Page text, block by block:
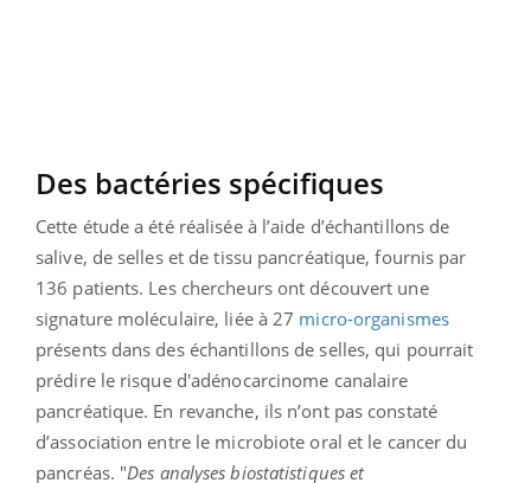
Des bactéries spécifiques
Cette étude a été réalisée à l’aide d’échantillons de
salive, de selles et de tissu pancréatique, fournis par
136 patients. Les chercheurs ont découvert une
signature moléculaire, liée à 27 micro-organismes
présents dans des échantillons de selles, qui pourrait
prédire le risque d'adénocarcinome canalaire
pancréatique. En revanche, ils n’ont pas constaté
d’association entre le microbiote oral et le cancer du
pancréas. "Des analyses biostatistiques et